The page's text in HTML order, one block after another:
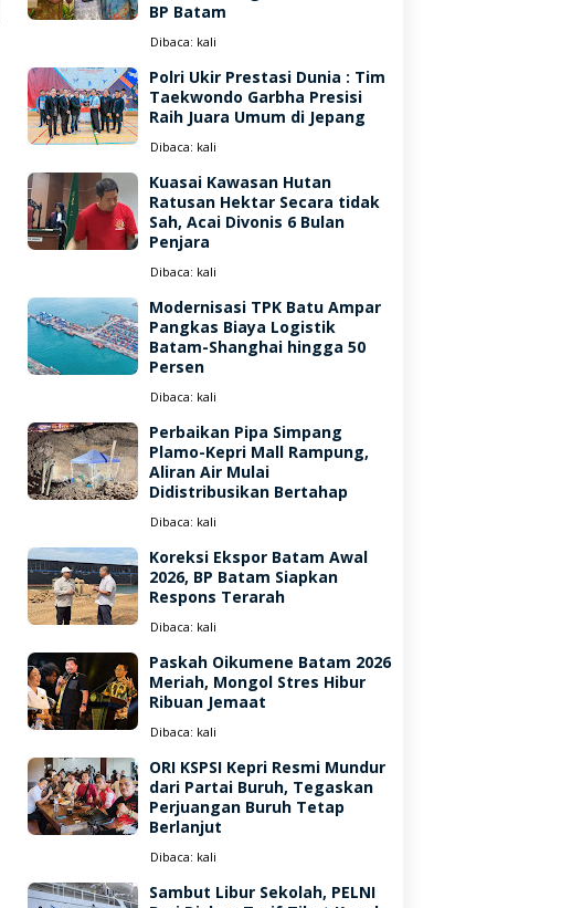
BP Batam
Dibaca: kali
Polri Ukir Prestasi Dunia : Tim
Taekwondo Garbha Presisi
Raih Juara Umum di Jepang
Dibaca: kali
Kuasai Kawasan Hutan
Ratusan Hektar Secara tidak
Sah, Acai Divonis 6 Bulan
Penjara
Dibaca: kali
Modernisasi TPK Batu Ampar
Pangkas Biaya Logistik
Batam-Shanghai hingga 50
Persen
Dibaca: kali
Perbaikan Pipa Simpang
Plamo-Kepri Mall Rampung,
Aliran Air Mulai
Didistribusikan Bertahap
Dibaca: kali
Koreksi Ekspor Batam Awal
2026, BP Batam Siapkan
Respons Terarah
Dibaca: kali
Paskah Oikumene Batam 2026
Meriah, Mongol Stres Hibur
Ribuan Jemaat
Dibaca: kali
ORI KSPSI Kepri Resmi Mundur
dari Partai Buruh, Tegaskan
Perjuangan Buruh Tetap
Berlanjut
Dibaca: kali
Sambut Libur Sekolah, PELNI